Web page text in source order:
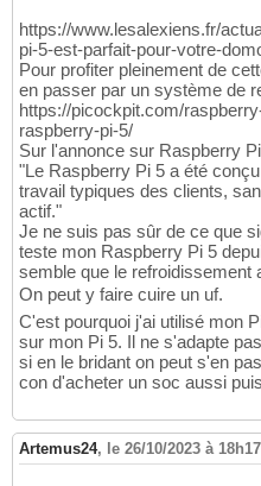
https://www.lesalexiens.fr/
pi-5-est-parfait-pour-votre-
Pour profiter pleinement de
en passer par un système de
https://picockpit.com/
raspberry-pi-5/
Sur l'annonce sur Raspberry
"Le Raspberry Pi 5 a été
travail typiques des clients,
actif."
Je ne suis pas sûr de ce que
teste mon Raspberry Pi 5
semble que le refroidissement
On peut y faire cuire un uf.
C'est pourquoi j'ai utilisé mon
sur mon Pi 5. Il ne s'adapte
si en le bridant on peut s'en
con d'acheter un soc aussi
Artemus24, le 26/10/2023 à 18h17